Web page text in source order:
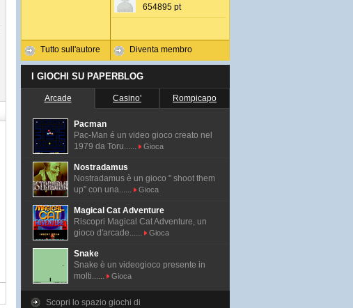
Tutto sull'autore
654895 pt
Diventa membro
I GIOCHI SU PAPERBLOG
Arcade Casino' Rompicapo
Pacman
Pac-Man é un video gioco creato nel
1979 da Toru......
Gioca
Nostradamus
Nostradamus è un gioco " shoot them
up" con una......
Gioca
Magical Cat Adventure
Riscopri Magical Cat Adventure, un
gioco d'arcade......
Gioca
Snake
Snake è un videogioco presente in
molti......
Gioca
Scopri lo spazio giochi di